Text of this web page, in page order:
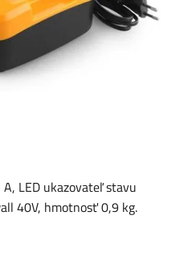
LED ukazovateľ stavu
40V, hmotnosť 0,9 kg.